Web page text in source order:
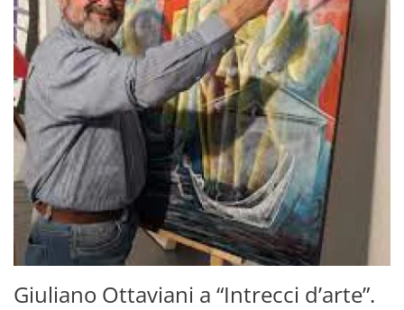
Giuliano Ottaviani a “Intrecci d’arte”.